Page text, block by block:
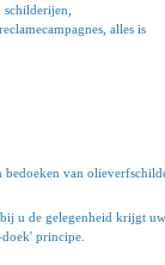
alles is
bedoeken van
u de gelegenheid krijgt
principe.